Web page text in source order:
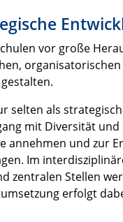
vor große
selten als
mit Diversität
annehmen und zur
Im
zentralen Stellen
erfolgt